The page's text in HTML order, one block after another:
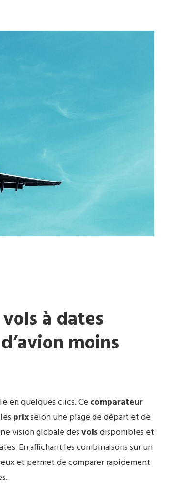
à dates
moins
en quelques clics. Ce comparateur
prixselon une plage de départ et de
vision globale desvolsdisponibles et
En affichant les combinaisons sur un
et permet de comparer rapidement